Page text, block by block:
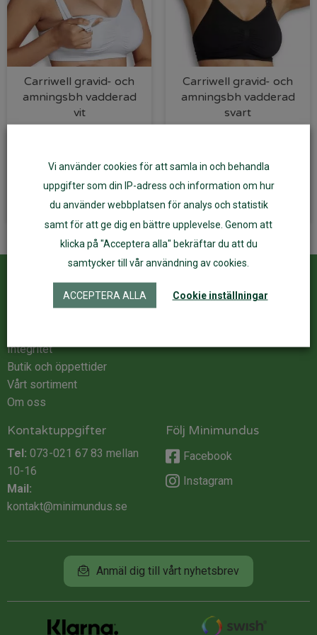
Carriwell gravid- och
amningsbh vadderad
vit
Välj alternativ
Carriwell gravid- och
amningsbh vadderad
svart
Välj alternativ
Kundservice
Integritet
Butik och öppettider
Vårt sortiment
Om oss
ÅF Login
Kontaktuppgifter
Tel: 073-021 67 83 mellan
10-16
Mail:
kontakt@minimundus.se
Följ Minimundus
Facebook
Instagram
Anmäl dig till vårt nyhetsbrev
Vi använder cookies för att samla in och behandla
uppgifter som din IP-adress och information om hur
du använder webbplatsen för analys och statistik
samt för att ge dig en bättre upplevelse. Genom att
klicka på "Acceptera alla" bekräftar du att du
samtycker till vår användning av cookies.
ACCEPTERA ALLA Cookie inställningar